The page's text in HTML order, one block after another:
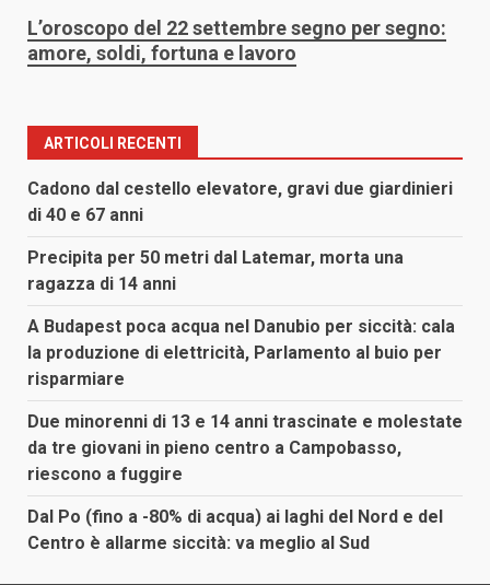
L’oroscopo del 22 settembre segno per segno:
amore, soldi, fortuna e lavoro
ARTICOLI RECENTI
Cadono dal cestello elevatore, gravi due giardinieri
di 40 e 67 anni
Precipita per 50 metri dal Latemar, morta una
ragazza di 14 anni
A Budapest poca acqua nel Danubio per siccità: cala
la produzione di elettricità, Parlamento al buio per
risparmiare
Due minorenni di 13 e 14 anni trascinate e molestate
da tre giovani in pieno centro a Campobasso,
riescono a fuggire
Dal Po (fino a -80% di acqua) ai laghi del Nord e del
Centro è allarme siccità: va meglio al Sud